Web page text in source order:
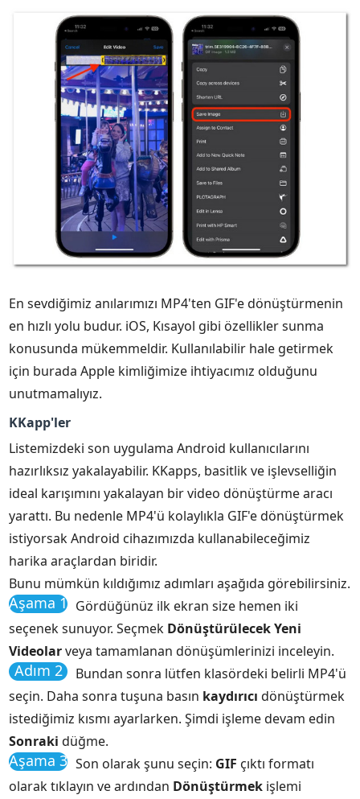
En sevdiğimiz anılarımızı MP4'ten GIF'e dönüştürmenin
en hızlı yolu budur. iOS, Kısayol gibi özellikler sunma
konusunda mükemmeldir. Kullanılabilir hale getirmek
için burada Apple kimliğimize ihtiyacımız olduğunu
unutmamalıyız.
KKapp'ler
Listemizdeki son uygulama Android kullanıcılarını
hazırlıksız yakalayabilir. KKapps, basitlik ve işlevselliğin
ideal karışımını yakalayan bir video dönüştürme aracı
yarattı. Bu nedenle MP4'ü kolaylıkla GIF'e dönüştürmek
istiyorsak Android cihazımızda kullanabileceğimiz
harika araçlardan biridir.
Bunu mümkün kıldığımız adımları aşağıda görebilirsiniz.
Aşama 1 Gördüğünüz ilk ekran size hemen iki
seçenek sunuyor. Seçmek Dönüştürülecek Yeni
Videolarveya tamamlanan dönüşümlerinizi inceleyin.
Adım 2
Bundan sonra lütfen klasördeki belirli MP4'ü
seçin. Daha sonra tuşuna basın kaydırıcı dönüştürmek
istediğimiz kısmı ayarlarken. Şimdi işleme devam edin
Sonraki düğme.
Aşama 3 Son olarak şunu seçin: GIF çıktı formatı
olarak tıklayın ve ardından Dönüştürmek işlemi